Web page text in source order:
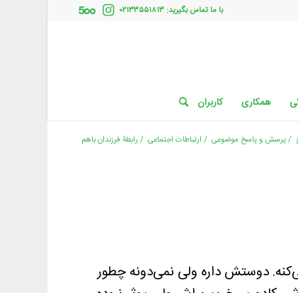
با ما تماس بگیرید: ۰۲۱۳۳۵۵۱۸۱۳
همکاری کاربران
/پرسش و پاسخ موضوعی / ارتباطات اجتماعی / رابطۀ فرزندان باهم
داداششو اذیت می‌کنه. دوستش داره ولی نمی‌دونه چطور